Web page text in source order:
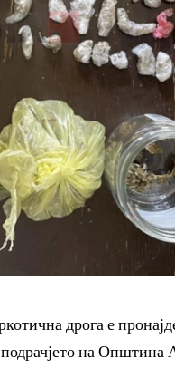
дрога е
на